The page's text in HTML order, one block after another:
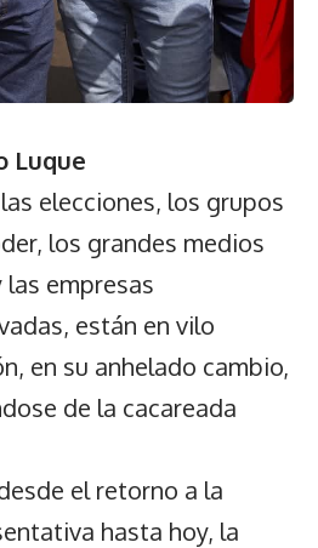
Luque
elecciones, los grupos
los grandes medios
empresas
están en vilo
en su anhelado cambio,
de la cacareada
el retorno a la
hasta hoy, la